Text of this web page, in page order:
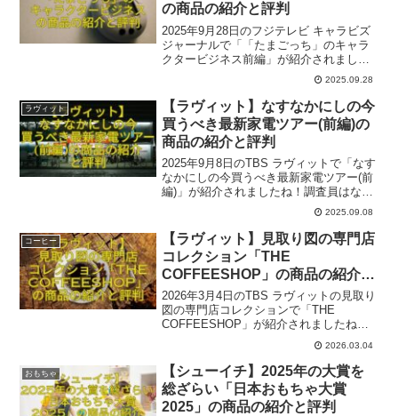
の商品の紹介と評判
2025年9月28日のフジテレビ キャラビズ
ジャーナルで「「たまごっち」のキャラ
クタービジネス前編」が紹介されました
ね。ここでは番組内で出た一部関連商品
とその評判をご紹介いたします。参考に
なれば幸いです。
2025.09.28
ラヴィット
【ラヴィット】なすなかにしの今
買うべき最新家電ツアー(前編)の
商品の紹介と評判
2025年9月8日のTBS ラヴィットで「なす
なかにしの今買うべき最新家電ツアー(前
編)」が紹介されましたね！調査員はなす
なかにしさん、平野ノラさん、=LOVEの
高松瞳さん、解説はかじがや卓哉さん、
ロケはビックカメラ有楽町店でした。参
考になれば幸いです。
2025.09.08
コーヒー
【ラヴィット】見取り図の専門店
コレクション「THE
COFFEESHOP」の商品の紹介と
評判
2026年3月4日のTBS ラヴィットの見取り
図の専門店コレクションで「THE
COFFEESHOP」が紹介されましたね！
ゲストはGENERATIONS 小森隼さん、ロ
ケは渋谷区富ケ谷 THE COFFEESHOPで
した。参考になれば幸いです。
2026.03.04
おもちゃ
【シューイチ】2025年の大賞を
総ざらい「日本おもちゃ大賞
2025」の商品の紹介と評判